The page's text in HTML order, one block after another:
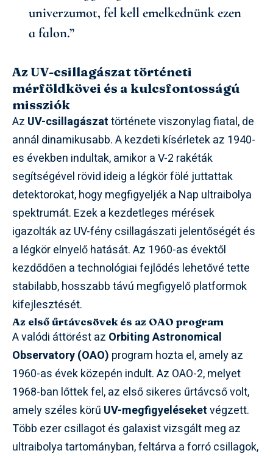
univerzumot, fel kell emelkednünk ezen
a falon.”
Az UV-csillagászat történeti
mérföldkövei és a kulcsfontosságú
missziók
Az UV-csillagászattörténete viszonylag fiatal, de
annál dinamikusabb. A kezdeti kísérletek az 1940-
es években indultak, amikor a V-2 rakéták
segítségével rövid ideig a légkör fölé juttattak
detektorokat, hogy megfigyeljék a Nap ultraibolya
spektrumát. Ezek a kezdetleges mérések
igazolták az UV-fény csillagászati jelentőségét és
a légkör elnyelő hatását. Az 1960-as évektől
kezdődően a technológiai fejlődés lehetővé tette
stabilabb, hosszabb távú megfigyelő platformok
kifejlesztését.
Az első űrtávcsövek és az OAO program
A valódi áttörést az Orbiting Astronomical
Observatory (OAO) program hozta el, amely az
1960-as évek közepén indult. Az OAO-2, melyet
1968-ban lőttek fel, az első sikeres űrtávcső volt,
amely széles körű UV-megfigyeléseketvégzett.
Több ezer csillagot és galaxist vizsgált meg az
ultraibolya tartományban, feltárva a forró csillagok,